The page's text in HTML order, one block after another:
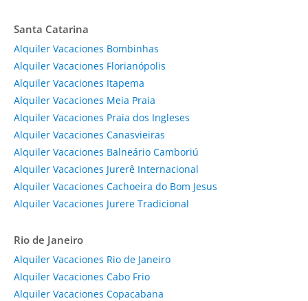
Santa Catarina
Alquiler Vacaciones Bombinhas
Alquiler Vacaciones Florianópolis
Alquiler Vacaciones Itapema
Alquiler Vacaciones Meia Praia
Alquiler Vacaciones Praia dos Ingleses
Alquiler Vacaciones Canasvieiras
Alquiler Vacaciones Balneário Camboriú
Alquiler Vacaciones Jurerê Internacional
Alquiler Vacaciones Cachoeira do Bom Jesus
Alquiler Vacaciones Jurere Tradicional
Rio de Janeiro
Alquiler Vacaciones Rio de Janeiro
Alquiler Vacaciones Cabo Frio
Alquiler Vacaciones Copacabana